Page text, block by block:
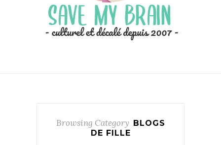
Browsing Category BLOGS
DE FILLE